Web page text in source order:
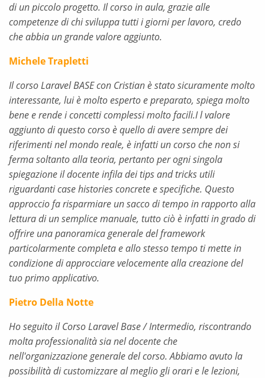
di un piccolo progetto. Il corso in aula, grazie alle
competenze di chi sviluppa tutti i giorni per lavoro, credo
che abbia un grande valore aggiunto.
Michele Trapletti
Il corso Laravel BASE con Cristian è stato sicuramente molto
interessante, lui è molto esperto e preparato, spiega molto
bene e rende i concetti complessi molto facili.I l valore
aggiunto di questo corso è quello di avere sempre dei
riferimenti nel mondo reale, è infatti un corso che non si
ferma soltanto alla teoria, pertanto per ogni singola
spiegazione il docente infila dei tips and tricks utili
riguardanti case histories concrete e specifiche. Questo
approccio fa risparmiare un sacco di tempo in rapporto alla
lettura di un semplice manuale, tutto ciò è infatti in grado di
offrire una panoramica generale del framework
particolarmente completa e allo stesso tempo ti mette in
condizione di approcciare velocemente alla creazione del
tuo primo applicativo.
Pietro Della Notte
Ho seguito il Corso Laravel Base / Intermedio, riscontrando
molta professionalità sia nel docente che
nell'organizzazione generale del corso. Abbiamo avuto la
possibilità di customizzare al meglio gli orari e le lezioni,